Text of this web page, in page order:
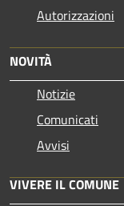
Autorizzazioni
NOVITÀ
Notizie
Comunicati
Avvisi
VIVERE IL COMUNE